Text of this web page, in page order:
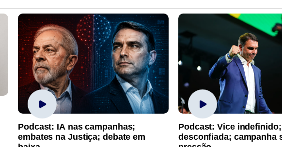
Podcast: IA nas campanhas;
embates na Justiça; debate em
Podcast: Vice
desconfiada; campanha